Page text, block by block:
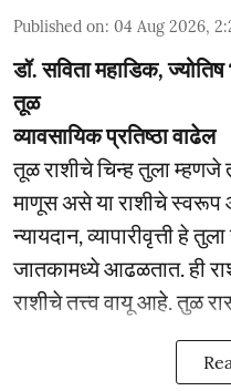
Published on: 04 Aug 2026,
डॉ. सविता महाडिक,
तूळ
व्यावसायिक प्रतिष्ठा वाढेल
तूळ राशीचे चिन्ह तुला
माणूस असे या राशीचे स्वरूप
न्यायदान, व्यापारीवृत्ती हे
जातकामध्ये आढळतात. ही
राशीचे तत्त्व वायू आहे. तुळ